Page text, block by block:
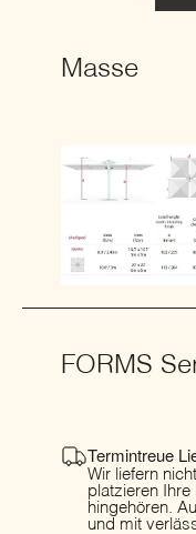
Masse
FORMS
Termintreue
Wir liefern
platzieren
hingehören.
und mit